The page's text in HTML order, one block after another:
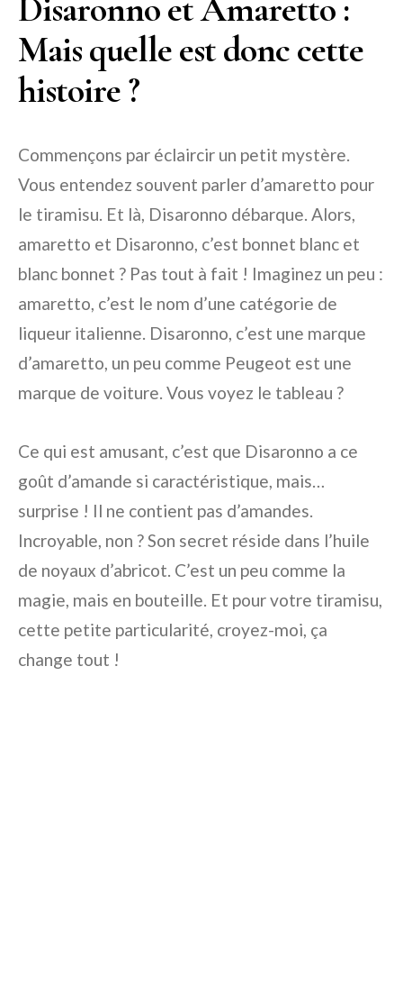
Disaronno et Amaretto :
Mais quelle est donc cette
histoire ?
Commençons par éclaircir un petit mystère.
Vous entendez souvent parler d’amaretto pour
le tiramisu. Et là, Disaronno débarque. Alors,
amaretto et Disaronno, c’est bonnet blanc et
blanc bonnet ? Pas tout à fait ! Imaginez un peu :
amaretto, c’est le nom d’une catégorie de
liqueur italienne. Disaronno, c’est une marque
d’amaretto, un peu comme Peugeot est une
marque de voiture. Vous voyez le tableau ?
Ce qui est amusant, c’est que Disaronno a ce
goût d’amande si caractéristique, mais…
surprise ! Il ne contient pas d’amandes.
Incroyable, non ? Son secret réside dans l’huile
de noyaux d’abricot. C’est un peu comme la
magie, mais en bouteille. Et pour votre tiramisu,
cette petite particularité, croyez-moi, ça
change tout !